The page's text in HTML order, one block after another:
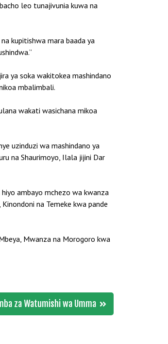
leo tunajivunia kuwa na
kupitishwa mara baada ya
ya soka wakitokea mashindano
mbalimbali.
wakati wasichana mikoa
uzinduzi wa mashindano ya
na Shaurimoyo, Ilala jijini Dar
ambayo mchezo wa kwanza
na Temeke kwa pande
Mwanza na Morogoro kwa
za Watumishi wa Umma